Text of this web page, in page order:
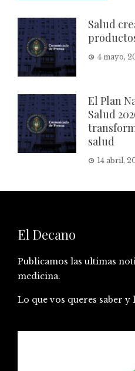
Salud
4 mayo,
El Plan
Salud
salud
14 abril,
El Decano
Publicamos las ultimas
medicina.
Lo que vos queres saber y